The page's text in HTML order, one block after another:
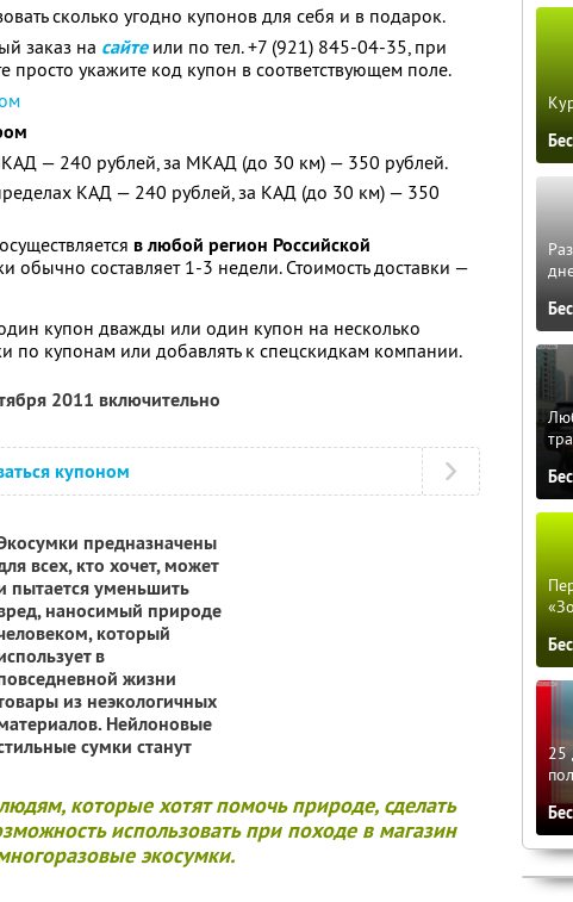
сколько угодно купонов для себя и в подарок.
заказ на сайтеили по тел. +7 (921) 845-04-35, при
просто укажите код купон в соответствующем поле.
— 240 рублей, за МКАД (до 30 км) — 350 рублей.
КАД — 240 рублей, за КАД (до 30 км) — 350
в любой регион Российской
обычно составляет 1-3 недели. Стоимость доставки —
купон дважды или один купон на несколько
по купонам или добавлять к спецскидкам компании.
2011 включительно
купоном
предназначены
всех, кто хочет, может
пытается уменьшить
наносимый природе
который
в
жизни
из неэкологичных
Нейлоновые
сумки станут
которые хотят помочь природе, сделать
использовать при походе в магазин
экосумки.
25